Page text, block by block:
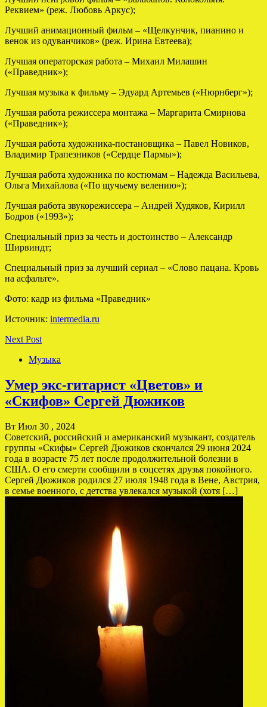
Реквием» (реж. Любовь Аркус);
Лучший анимационный фильм – «Щелкунчик, пианино и
венок из одуванчиков» (реж. Ирина Евтеева);
Лучшая операторская работа – Михаил Милашин
(«Праведник»);
Лучшая музыка к фильму – Эдуард Артемьев («Нюрнберг»);
Лучшая работа режиссера монтажа – Маргарита Смирнова
(«Праведник»);
Лучшая работа художника-постановщика – Павел Новиков,
Владимир Трапезников («Сердце Пармы»);
Лучшая работа художника по костюмам – Надежда Васильева,
Ольга Михайлова («По щучьему велению»);
Лучшая работа звукорежиссера – Андрей Худяков, Кирилл
Бодров («1993»);
Специальный приз за честь и достоинство – Александр
Ширвиндт;
Специальный приз за лучший сериал – «Слово пацана. Кровь
на асфальте».
Фото: кадр из фильма «Праведник»
Источник: intermedia.ru
Next Post
Музыка
Умер экс-гитарист «Цветов» и
«Скифов» Сергей Дюжиков
Вт Июл 30 , 2024
Советский, российский и американский музыкант, создатель
группы «Скифы» Сергей Дюжиков скончался 29 июня 2024
года в возрасте 75 лет после продолжительной болезни в
США. О его смерти сообщили в соцсетях друзья покойного.
Сергей Дюжиков родился 27 июля 1948 года в Вене, Австрия,
в семье военного, с детства увлекался музыкой (хотя […]